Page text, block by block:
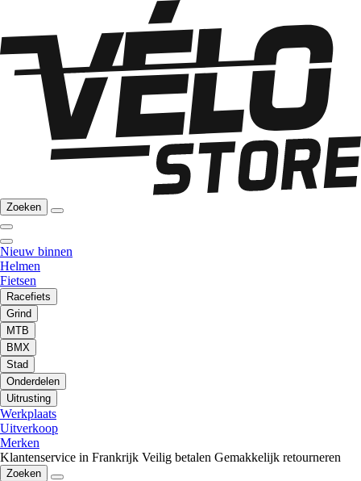
Zoeken
Nieuw binnen
Helmen
Fietsen
Racefiets
Grind
MTB
BMX
Stad
Onderdelen
Uitrusting
Werkplaats
Uitverkoop
Merken
Klantenservice in Frankrijk Veilig betalen Gemakkelijk retourneren
Zoeken